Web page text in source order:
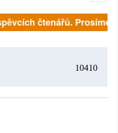
čtenářů. Prosíme,
10410